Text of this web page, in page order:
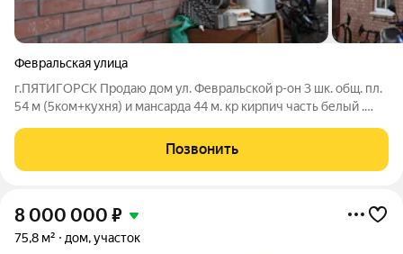
Февральская улица
г.ПЯТИГОРСК Продаю дом ул. Февральской р-он 3 шк. общ. пл.
54 м (5ком+кухня) и мансарда 44 м. кр кирпич часть белый .
кух 20м, и 2 ком. с кух 34м. Жилая мансарда утеплена с полами
под
Позвонить
8 000 000 ₽
75,8 м² дом, участок